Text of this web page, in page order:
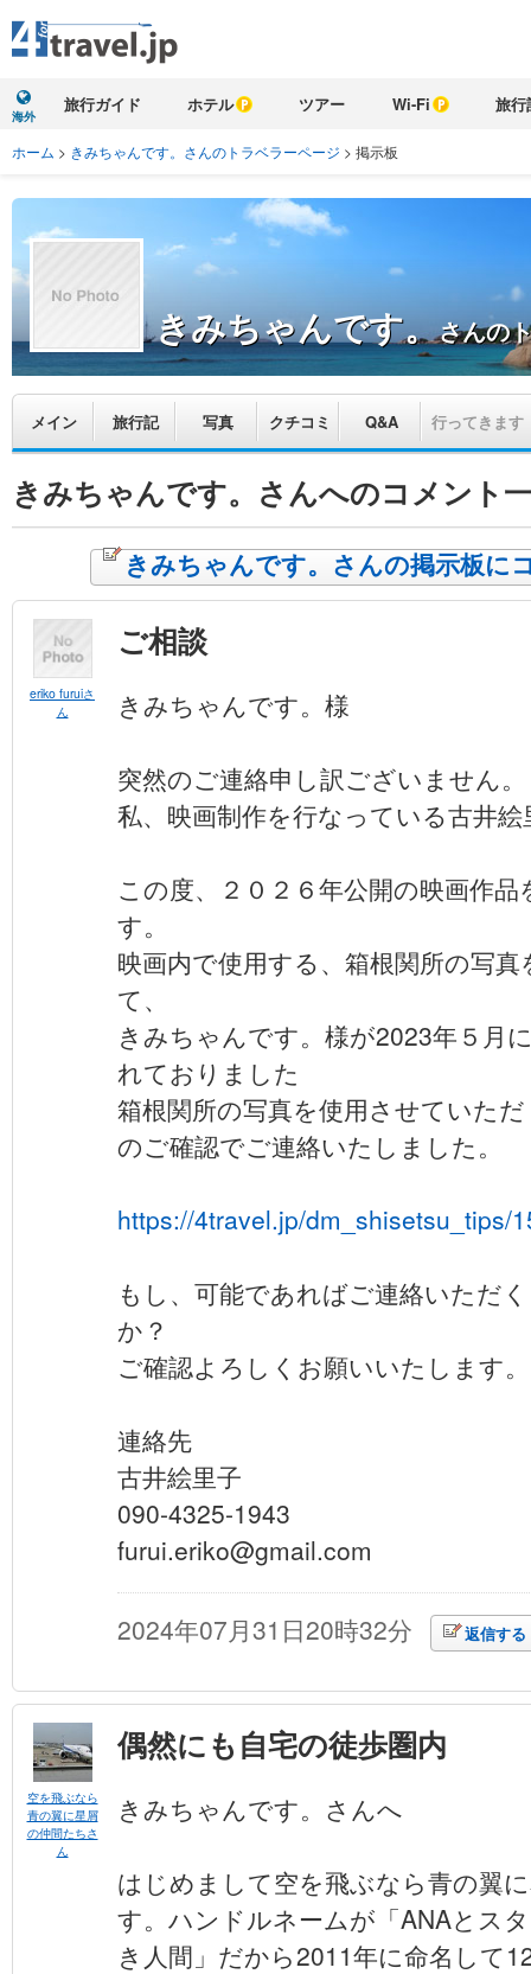
海外
旅行ガイド ホテル ツアー Wi-Fi 旅行
ホーム > きみちゃんです。さんのトラベラーページ > 掲示板
きみちゃんです。さんの
メイン 旅行記 写真 クチコミ Q&A 行ってきます
きみちゃんです。さんへのコメント
きみちゃんです。さんの掲示板に
eriko furuiさ
ん
ご相談
きみちゃんです。様
突然のご連絡申し訳ございません。
私、映画制作を行なっている古井
この度、２０２６年公開の映画作
す。
映画内で使用する、箱根関所の写
て、
きみちゃんです。様が2023年５月
れておりました
箱根関所の写真を使用させていた
のご確認でご連絡いたしました。
https://4travel.jp/dm_shisetsu_tips/
もし、可能であればご連絡いただ
か？
ご確認よろしくお願いいたします。
連絡先
古井絵里子
090-4325-1943
furui.eriko@gmail.com
2024年07月31日20時32分 返信する
空を飛ぶなら
青の翼に星屑
の仲間たちさ
ん
偶然にも自宅の徒歩圏内
きみちゃんです。さんへ
はじめまして空を飛ぶなら青の翼
す。ハンドルネームが「ANAとス
き人間」だから2011年に命名して